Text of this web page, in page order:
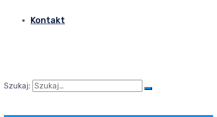
Kontakt
Szukaj: